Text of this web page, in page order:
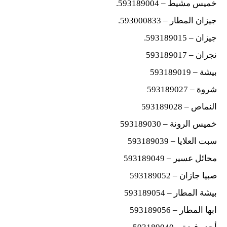
خميس مشيط – 593189004.
جيزان المطار – 593000833.
جيزان – 593189015.
نجران – 593189017
بيشة – 593189019
شروة – 593189027
النماص – 593189028
خميس الرونة – 593189030
سبت العلايا – 593189039
محائل عسير – 593189049
صبيا جازان – 593189052
بيشة المطار – 593189054
ابها المطار – 593189056